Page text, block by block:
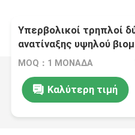
Υπερβολικοί τρηπλοί
ανατίναξης υψηλού
MOQ：1 ΜΟΝΑΔΑ
Καλύτερη τιμή